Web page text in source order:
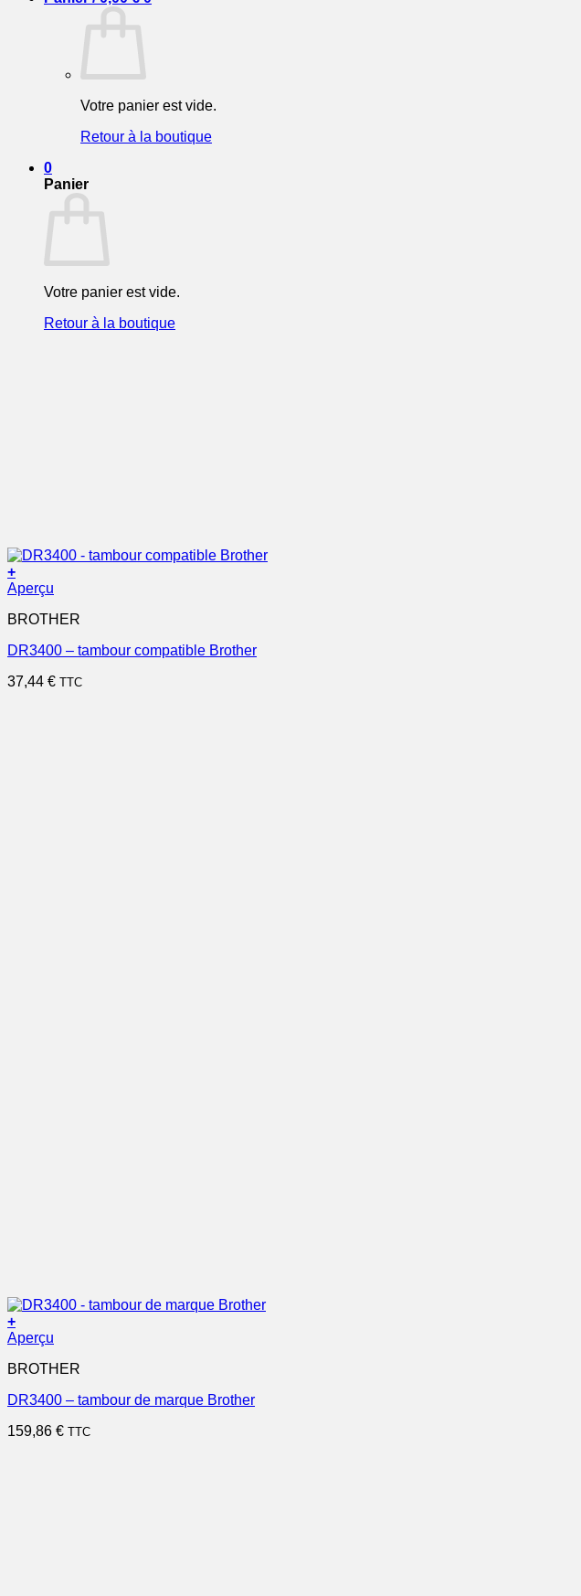
Votre panier est vide.
Retour à la boutique
0
Panier
Votre panier est vide.
Retour à la boutique
+
Aperçu
BROTHER
DR3400 – tambour compatible Brother
37,44 € TTC
+
Aperçu
BROTHER
DR3400 – tambour de marque Brother
159,86 € TTC